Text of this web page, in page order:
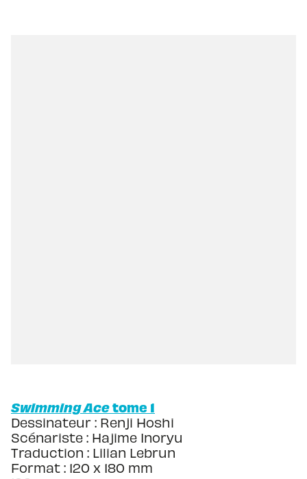
Swimming Acetome 1
Dessinateur : Renji Hoshi
Scénariste : Hajime Inoryu
Traduction : Lilian Lebrun
Format : 120 x 180 mm